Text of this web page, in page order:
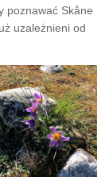
poznawać Skåne
uzależnieni od